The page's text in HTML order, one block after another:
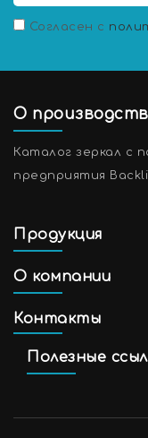
Согласен с
О
Каталог зеркал с
предприятия
Продукция
О компании
Контакты
Полезные